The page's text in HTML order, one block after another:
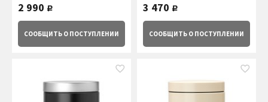
2 990 руб.
СООБЩИТЬ О ПОСТУПЛЕНИИ
3 470 руб.
СООБЩИТЬ О ПОСТУПЛЕНИИ